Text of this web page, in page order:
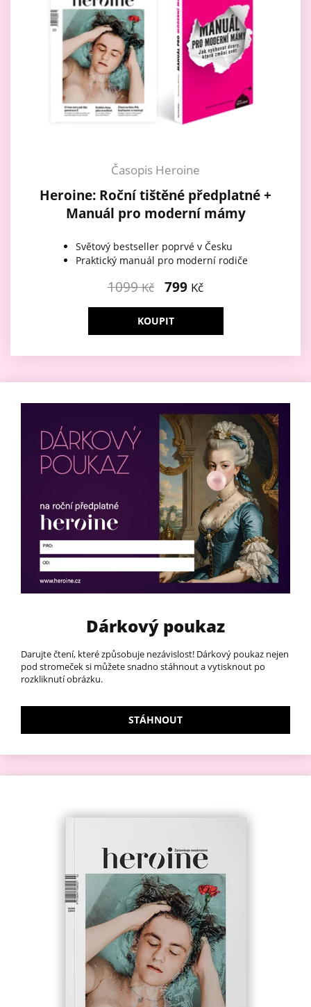
Časopis Heroine
Heroine: Roční tištěné předplatné +
Manuál pro moderní mámy
Světový bestseller poprvé v Česku
Praktický manuál pro moderní rodiče
1099Kč 799 Kč
KOUPIT
Dárkový poukaz
Darujte čtení, které způsobuje nezávislost! Dárkový poukaz nejen
pod stromeček si můžete snadno stáhnout a vytisknout po
rozkliknutí obrázku.
STÁHNOUT